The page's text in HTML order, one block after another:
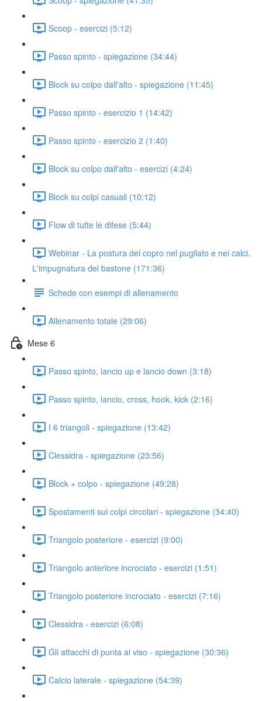
Scoop - esercizi (5:12)
Passo spinto - spiegazione (34:44)
Block su colpo dall'alto - spiegazione (11:45)
Passo spinto - esercizio 1 (14:42)
Passo spinto - esercizio 2 (1:40)
Block su colpo dall'alto - esercizi (4:24)
Block su colpi casuali (10:12)
Flow di tutte le difese (5:44)
Webinar - La postura del copro nel pugilato e nei calci.
L'impugnatura del bastone (171:36)
Schede con esempi di allenamento
Allenamento totale (29:06)
Mese 6
Passo spinto, lancio up e lancio down (3:18)
Passo spinto, lancio, cross, hook, kick (2:16)
I 6 triangoli - spiegazione (13:42)
Clessidra - spiegazione (23:56)
Block + colpo - spiegazione (49:28)
Spostamenti sui colpi circolari - spiegazione (34:40)
Triangolo posteriore - esercizi (9:00)
Triangolo anteriore incrociato - esercizi (1:51)
Triangolo posteriore incrociato - esercizi (7:16)
Clessidra - esercizi (6:08)
Gli attacchi di punta al viso - spiegazione (30:36)
Calcio laterale - spiegazione (54:39)